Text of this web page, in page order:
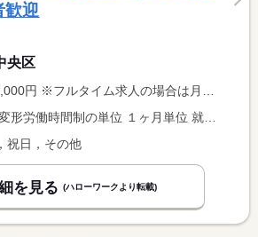
歓迎
央区
人の場合は月額（換算額）、パート求人の場合は時間額を表示しています。
祝日，その他
を見る (ハローワークより転載)